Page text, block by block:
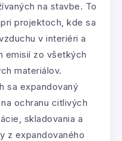
na stavbe. To
projektoch, kde sa
v interiéri a
emisií zo všetkých
materiálov.
sa expandovaný
ochranu citlivých
skladovania a
z expandovaného